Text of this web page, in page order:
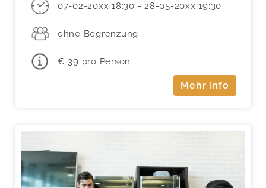
07-02-20xx 18:30 - 28-05-20xx 19:30
ohne Begrenzung
€ 39 pro Person
Mehr Info